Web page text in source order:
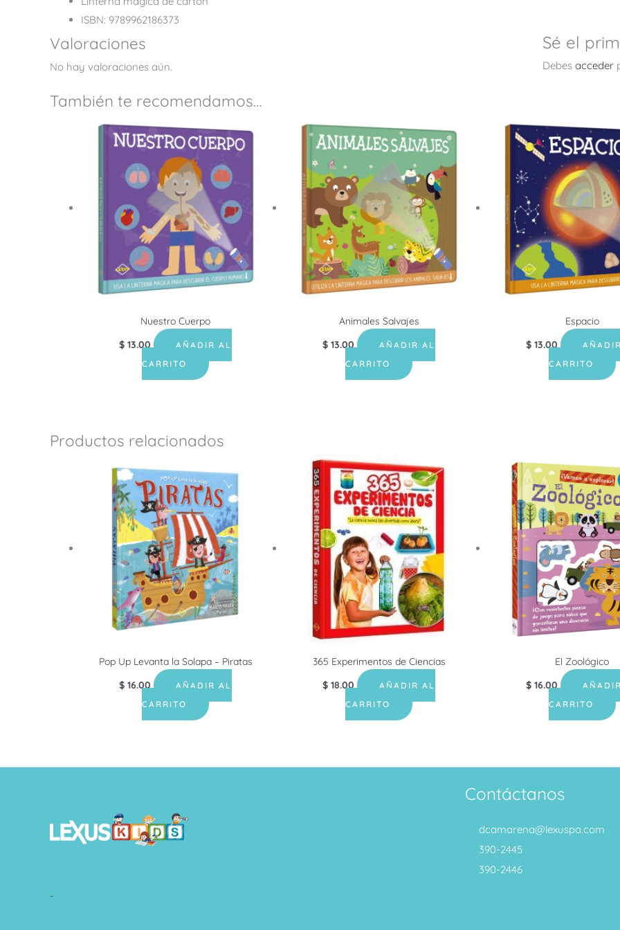
ISBN: 9789962186373
Valoraciones
No hay valoraciones aún.
Sé el
Debes acceder
También te recomendamos…
Nuestro Cuerpo
$ 13.00
AÑADIR AL
CARRITO
Animales Salvajes
$ 13.00
AÑADIR AL
CARRITO
Espacio
$13.00
CARRITO
Productos relacionados
Pop Up Levanta la Solapa – Piratas
$ 16.00
AÑADIR AL
CARRITO
365 Experimentos de Ciencias
$ 18.00
AÑADIR AL
CARRITO
El Zoológico
$16.00
CARRITO
-
Contáctanos
dcamarena@lexuspa.com
390-2445
390-2446